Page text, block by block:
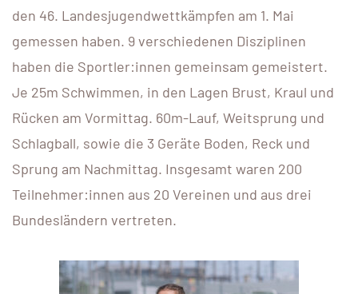
den 46. Landesjugendwettkämpfen am 1. Mai
gemessen haben. 9 verschiedenen Disziplinen
haben die Sportler:innen gemeinsam gemeistert.
Je 25m Schwimmen, in den Lagen Brust, Kraul und
Rücken am Vormittag. 60m-Lauf, Weitsprung und
Schlagball, sowie die 3 Geräte Boden, Reck und
Sprung am Nachmittag. Insgesamt waren 200
Teilnehmer:innen aus 20 Vereinen und aus drei
Bundesländern vertreten.